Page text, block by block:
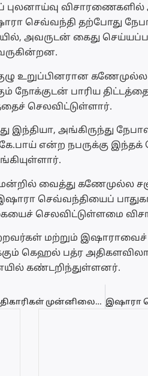
புலனாய்வு விசாரணைகளில்
செவ்வந்தி தற்போது
அவருடன் கைது
உறுப்பினரான
நோக்குடன் பாரிய
செலவிட்டுள்ளார்.
இந்தியா, அங்கிருந்து
என்ற நபருக்கு
வைத்து கணேமுல்ல
செவ்வந்தியைப்
செலவிட்டுள்ளமை
மற்றும் இஷாராவைச்
கெஹல் பத்ர
கண்டறிந்துள்ளனர்.
இஷாரா செவ்வந்தி அதிகாரிகள் முன்னிலையில் அளித்த பரபரப்பு வாக்குமூலம்